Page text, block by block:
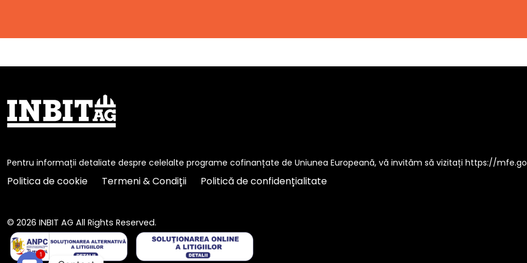
Pentru informații detaliate despre celelalte programe cofinanțate de Uniunea Europeană, vă invităm să vizitați https://
Politica de cookie Termeni & Condiții Politică de confidențialitate
© 2026 INBIT AG All Rights Reserved.
1